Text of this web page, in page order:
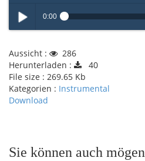
Play /
0:00
Aussicht :
286
Herunterladen :
40
File size : 269.65 Kb
Kategorien : Instrumental
Download
Sie können auch mögen